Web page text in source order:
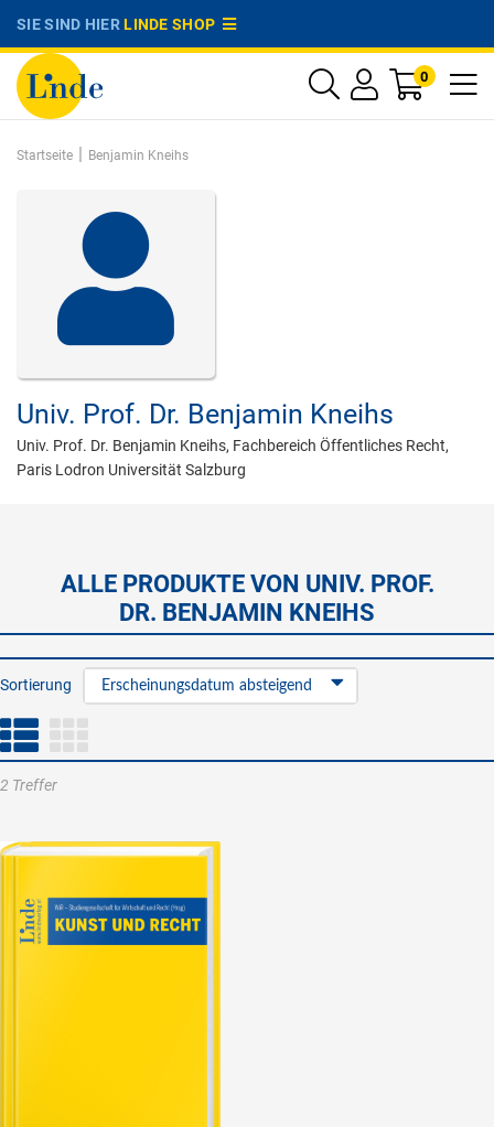
SIE SIND HIERLINDE SHOP
0
Startseite | Benjamin Kneihs
Univ. Prof. Dr. Benjamin Kneihs
Univ. Prof. Dr. Benjamin Kneihs, Fachbereich Öffentliches Recht,
Paris Lodron Universität Salzburg
ALLE PRODUKTE VON UNIV. PROF.
DR. BENJAMIN KNEIHS
Sortierung Erscheinungsdatum absteigend
2 Treffer